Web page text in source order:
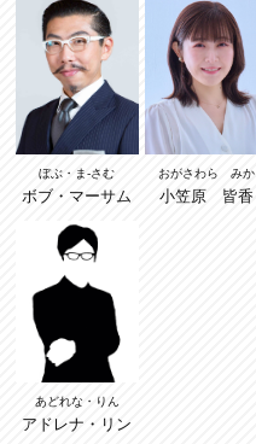
ぼぶ・ま-さむ
ボブ・マーサム
おがさわら みか
小笠原 皆香
あどれな・りん
アドレナ・リン